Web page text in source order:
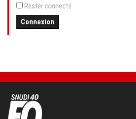
Rester connecté
Connexion